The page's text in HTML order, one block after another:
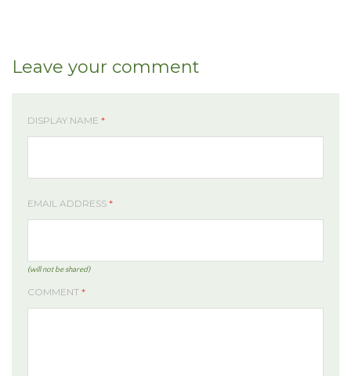
Leave your comment
DISPLAY NAME *
EMAIL ADDRESS *
(will not be shared)
COMMENT *